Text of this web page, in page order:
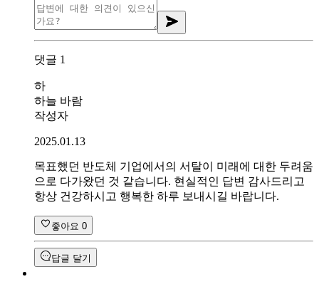
댓글 1
하
하늘 바람
작성자
2025.01.13
목표했던 반도체 기업에서의 서탈이 미래에 대한 두려움
으로 다가왔던 것 같습니다. 현실적인 답변 감사드리고
항상 건강하시고 행복한 하루 보내시길 바랍니다.
좋아요 0
답글 달기